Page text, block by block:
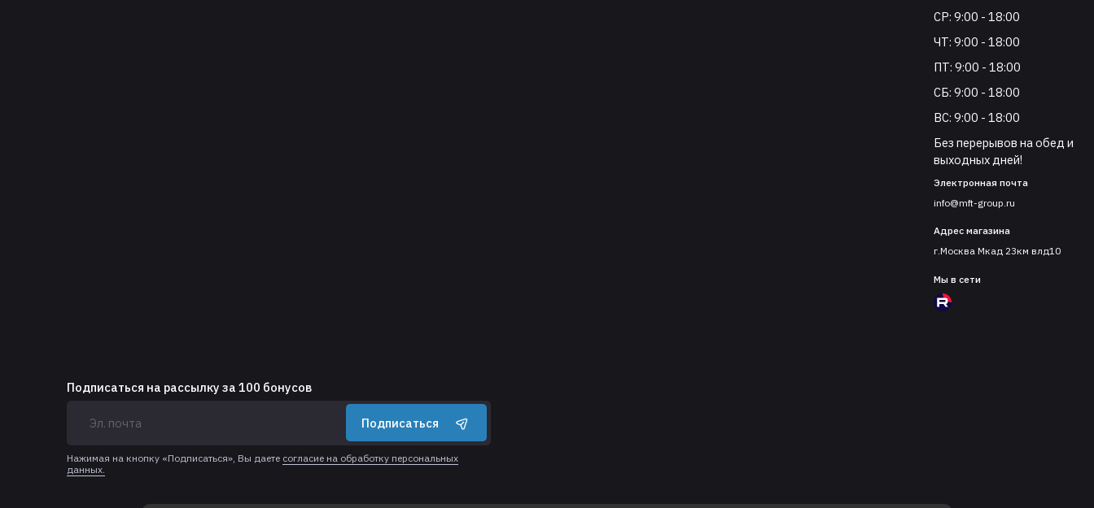
СР: 9:00 - 18:00
ЧТ: 9:00 - 18:00
ПТ: 9:00 - 18:00
СБ: 9:00 - 18:00
ВС: 9:00 - 18:00
Без перерывов на обед и
выходных дней!
Электронная почта
info@mft-group.ru
Адрес магазина
г.Москва Мкад 23км влд10
Мы в сети
Подписаться на рассылку за 100 бонусов
Подписаться
Нажимая на кнопку «Подписаться», Вы даете согласие на обработку персональных
данных.